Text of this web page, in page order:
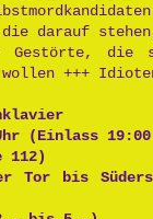
die darauf
Gestörte,
+++
(Einlass
112)
Tor bis